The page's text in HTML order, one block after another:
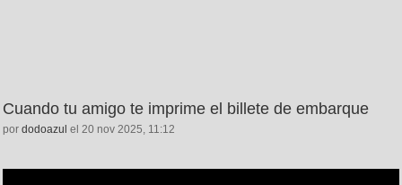
Cuando tu amigo te imprime el billete de embarque
por dodoazul el 20 nov 2025, 11:12